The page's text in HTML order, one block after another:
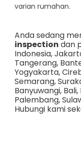
varian rumahan.
Anda sedang
inspection dan
Indonesia,
Tangerang,
Yogyakarta,
Semarang,
Banyuwangi, Bali,
Palembang,
Hubungi kami